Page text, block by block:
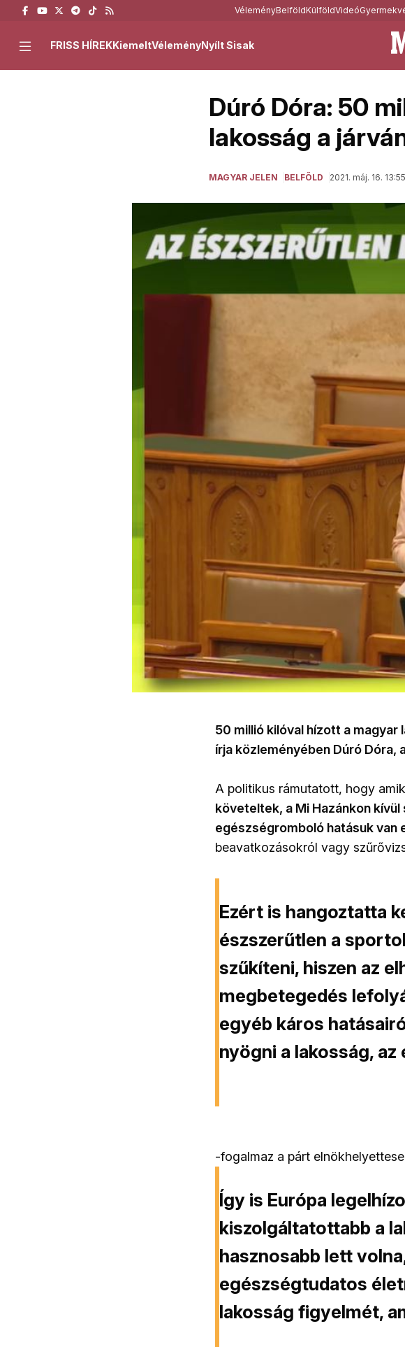
VéleményBelföldKülföldVideó
FRISS HÍREKKiemeltVéleményNyílt Sisak
Dúró Dóra: 50
lakosság a
MAGYAR JELEN BELFÖLD 2021. máj. 16. 13:55
50 millió kilóval hízott a magyar
írja közleményében Dúró Dóra,
A politikus rámutatott, hogy
követeltek, a Mi Hazánkon
egészségromboló hatásuk van
beavatkozásokról vagy
Ezért is hangoztatta
észszerűtlen a
szűkíteni, hiszen az
megbetegedés
egyéb káros
nyögni a lakosság,
-fogalmaz a párt
Így is Európa
kiszolgáltatottabb a
hasznosabb lett
egészségtudatos
lakosság figyelmét,